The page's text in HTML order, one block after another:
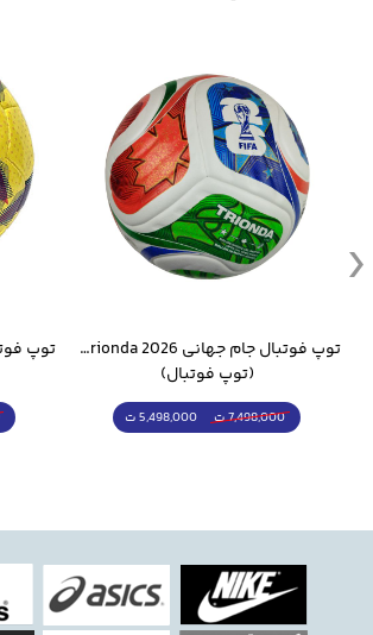
توپ فوتبال جام جهانی 2026 Trionda مشابه اورجینال
(توپ فوتبال)
7,498,000 ت 5,498,000 ت